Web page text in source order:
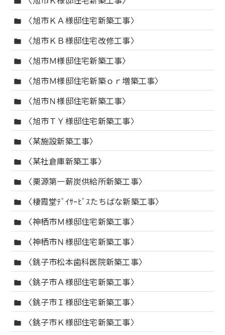
folder 〈旭市ＫＡ様邸住宅新築工事〉
folder 〈旭市ＫＢ様邸住宅改修工事〉
folder 〈旭市Ｍ様邸住宅新築工事〉
folder 〈旭市Ｍ様邸住宅新築ｏｒ増築工事〉
folder 〈旭市Ｎ様邸住宅新築工事〉
folder 〈旭市ＴＹ様邸住宅新築工事〉
folder 〈某施設新築工事〉
folder 〈某社倉庫新築工事〉
folder 〈栗源第一薪炭供給所新築工事〉
folder 〈棲霞堂ﾃﾞｲｻｰﾋﾞｽたちばな新築工事〉
folder 〈神栖市Ｍ様邸住宅新築工事〉
folder 〈神栖市Ｎ様邸住宅新築工事〉
folder 〈銚子市松本歯科医院新築工事〉
folder 〈銚子市Ａ様邸住宅新築工事〉
folder 〈銚子市Ｉ様邸住宅新築工事〉
folder 〈銚子市Ｋ様邸住宅新築工事〉